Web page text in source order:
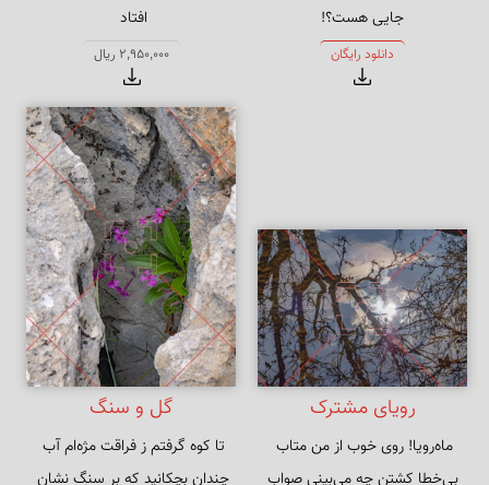
جایی هست؟!
دانلود رایگان
نشنیدیم که دیگر به کران می‌آید
2,950,000 ریال
رویای مشترک
بی‌خطا کشتن چه می‌بینی صواب
گل و سنگ
چندان بچکانید که بر سنگ نشان